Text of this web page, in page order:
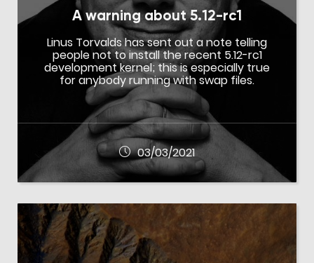
A warning about 5.12-rc1
Linus Torvalds has sent out a note telling
people not to install the recent 5.12-rc1
development kernel; this is especially true
for anybody running with swap files.
03/03/2021